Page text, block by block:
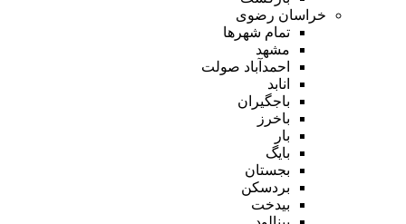
خراسان رضوی
تمام شهر‌ها
مشهد
احمدآباد صولت
انابد
باجگیران
باخرز
بار
بایگ
بجستان
بردسکن
بیدخت